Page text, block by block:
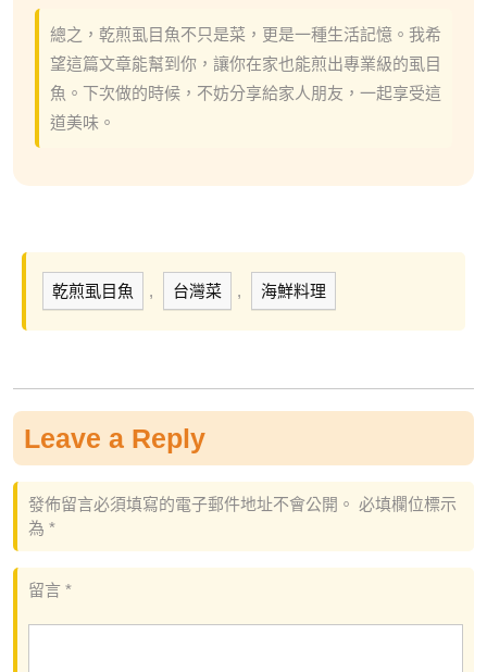
總之，乾煎虱目魚不只是菜，更是一種生活記憶。我希
望這篇文章能幫到你，讓你在家也能煎出專業級的虱目
魚。下次做的時候，不妨分享給家人朋友，一起享受這
道美味。
乾煎虱目魚 , 台灣菜 , 海鮮料理
Leave a Reply
發佈留言必須填寫的電子郵件地址不會公開。 必填欄位標示
為 *
留言 *